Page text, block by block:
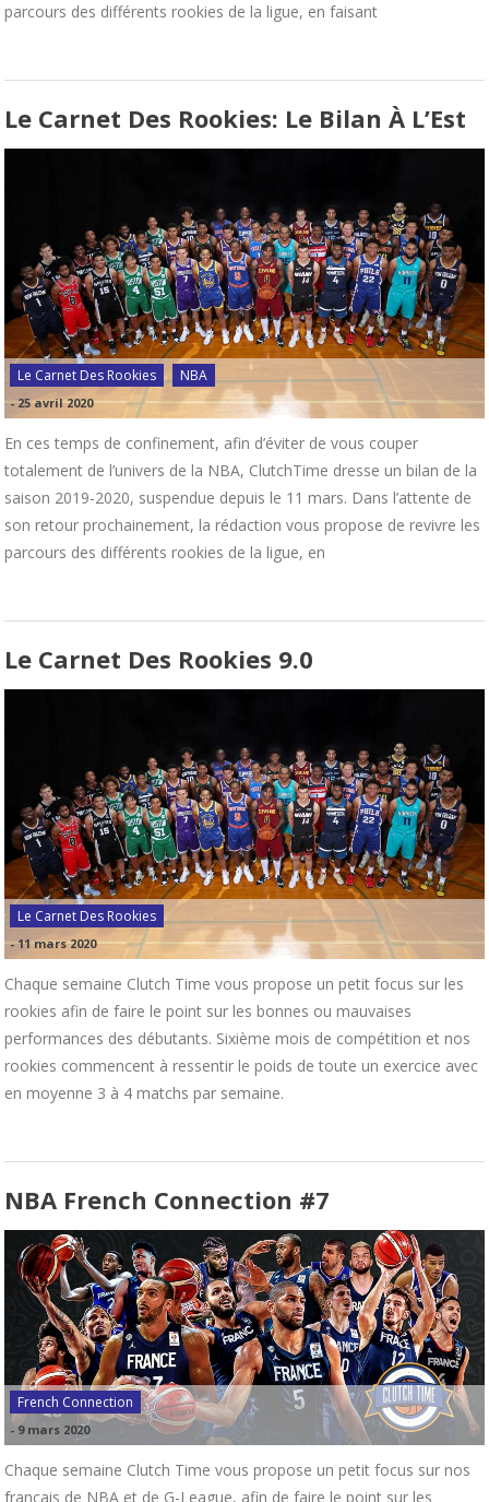
parcours des différents rookies de la ligue, en faisant
Le Carnet Des Rookies: Le Bilan À L’Est
Le Carnet Des Rookies NBA
-25 avril 2020
En ces temps de confinement, afin d’éviter de vous couper
totalement de l’univers de la NBA, ClutchTime dresse un bilan de la
saison 2019-2020, suspendue depuis le 11 mars. Dans l’attente de
son retour prochainement, la rédaction vous propose de revivre les
parcours des différents rookies de la ligue, en
Le Carnet Des Rookies 9.0
Le Carnet Des Rookies
-11 mars 2020
Chaque semaine Clutch Time vous propose un petit focus sur les
rookies afin de faire le point sur les bonnes ou mauvaises
performances des débutants. Sixième mois de compétition et nos
rookies commencent à ressentir le poids de toute un exercice avec
en moyenne 3 à 4 matchs par semaine.
NBA French Connection #7
French Connection
- 9 mars 2020
Chaque semaine Clutch Time vous propose un petit focus sur nos
français de NBA et de G-League, afin de faire le point sur les